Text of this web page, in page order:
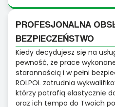
PROFESJONALNA
BEZPIECZEŃSTWO
Kiedy decydujesz się na
pewność, że prace
starannością i w pełni
ROLPOL zatrudnia
którzy potrafią elastycznie
oraz ich tempo do Twoich